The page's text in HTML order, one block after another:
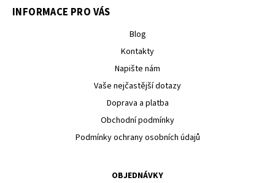
INFORMACE PRO VÁS
Blog
Kontakty
Napište nám
Vaše nejčastější dotazy
Doprava a platba
Obchodní podmínky
Podmínky ochrany osobních údajů
OBJEDNÁVKY